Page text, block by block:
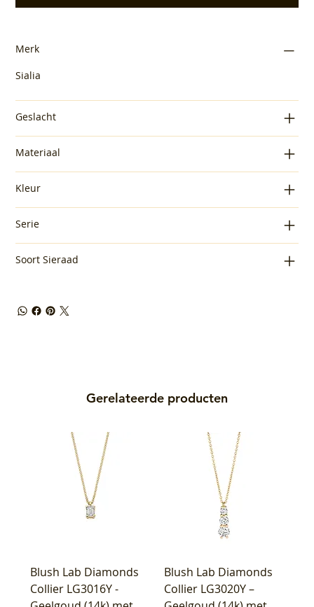
Merk
Sialia
Geslacht
Materiaal
Kleur
Serie
Soort Sieraad
Gerelateerde producten
Blush Lab Diamonds
Collier LG3016Y -
Blush Lab Diamonds
Collier LG3020Y –